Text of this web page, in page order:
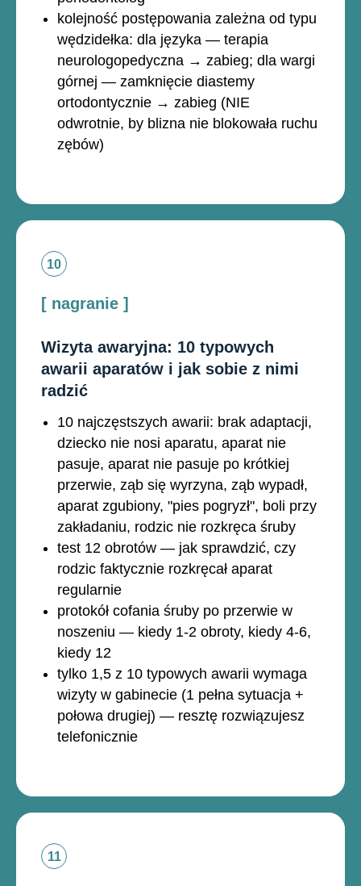
kolejność postępowania zależna od typu
wędzidełka: dla języka — terapia
neurologopedyczna → zabieg; dla wargi
górnej — zamknięcie diastemy
ortodontycznie → zabieg (NIE
odwrotnie, by blizna nie blokowała ruchu
zębów)
[ nagranie ]
Wizyta awaryjna: 10 typowych
awarii aparatów i jak sobie z nimi
radzić
10 najczęstszych awarii: brak adaptacji,
dziecko nie nosi aparatu, aparat nie
pasuje, aparat nie pasuje po krótkiej
przerwie, ząb się wyrzyna, ząb wypadł,
aparat zgubiony, "pies pogryzł", boli przy
zakładaniu, rodzic nie rozkręca śruby
test 12 obrotów — jak sprawdzić, czy
rodzic faktycznie rozkręcał aparat
regularnie
protokół cofania śruby po przerwie w
noszeniu — kiedy 1-2 obroty, kiedy 4-6,
kiedy 12
tylko 1,5 z 10 typowych awarii wymaga
wizyty w gabinecie (1 pełna sytuacja +
połowa drugiej) — resztę rozwiązujesz
telefonicznie